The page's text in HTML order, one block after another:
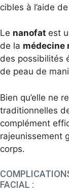
cibles à l’aide
Le nanofat est
de la médecine
des possibilités
de peau de
Bien qu’elle ne
traditionnelles
complément
rajeunissement
corps.
FACIAL :